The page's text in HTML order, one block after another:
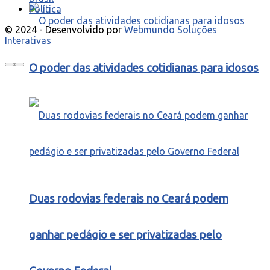
O poder das atividades cotidianas para idosos
Duas rodovias federais no Ceará podem
ganhar pedágio e ser privatizadas pelo
Política
© 2024 - Desenvolvido por Webmundo Soluções
Interativas